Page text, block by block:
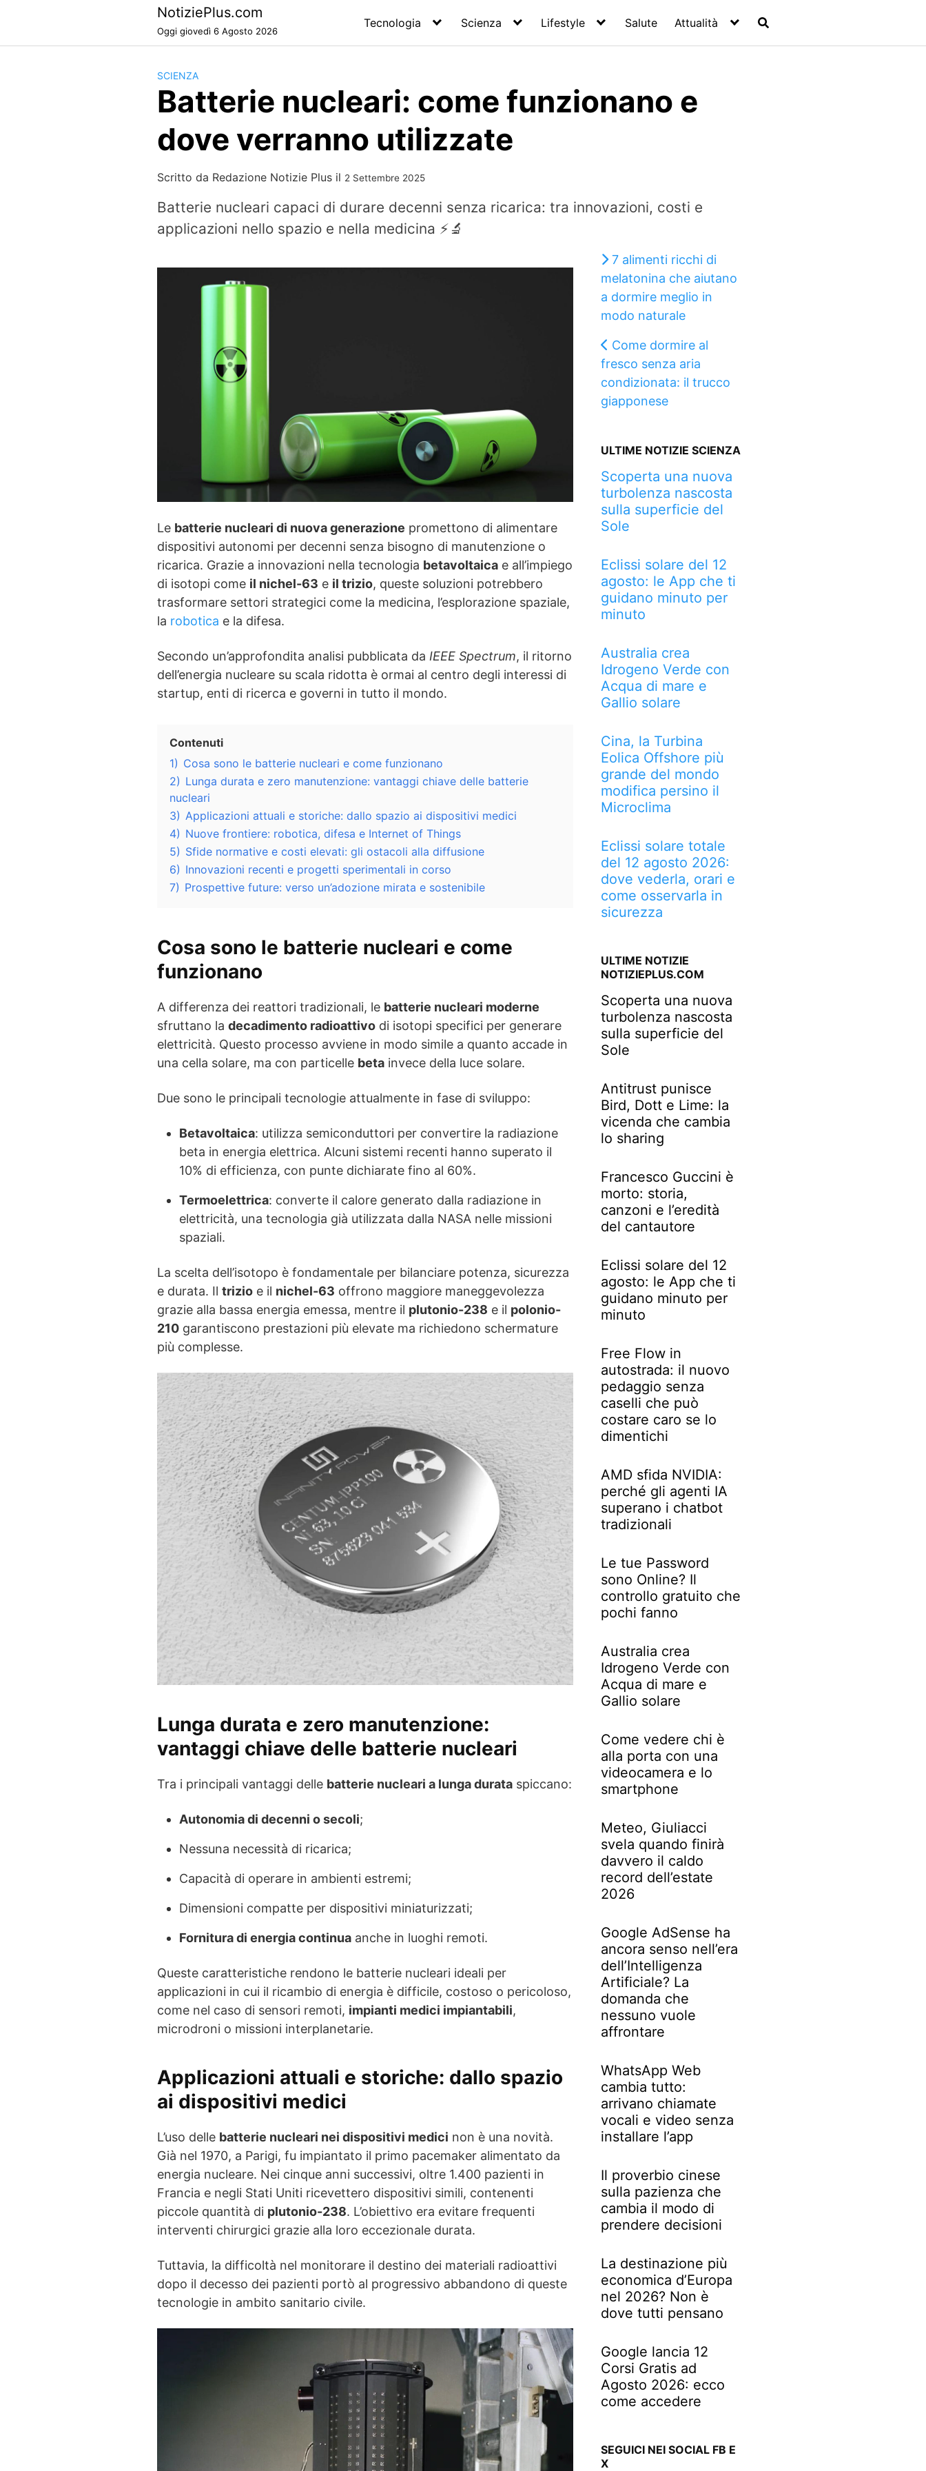
NotiziePlus.com
Oggi giovedì 6 Agosto 2026
Tecnologia Scienza Lifestyle Salute Attualità
SCIENZA
Batterie nucleari: come funzionano e
dove verranno utilizzate
Scritto da Redazione Notizie Plus il 2 Settembre 2025
Batterie nucleari capaci di durare decenni senza ricarica: tra innovazioni, costi e
applicazioni nello spazio e nella medicina ⚡🔬
Le batterie nucleari di nuova generazione promettono di alimentare
dispositivi autonomi per decenni senza bisogno di manutenzione o
ricarica. Grazie a innovazioni nella tecnologia betavoltaica e all’impiego
di isotopi come il nichel-63 e il trizio, queste soluzioni potrebbero
trasformare settori strategici come la medicina, l’esplorazione spaziale,
la robotica e la difesa.
Secondo un’approfondita analisi pubblicata da IEEE Spectrum, il ritorno
dell’energia nucleare su scala ridotta è ormai al centro degli interessi di
startup, enti di ricerca e governi in tutto il mondo.
Contenuti
1) Cosa sono le batterie nucleari e come funzionano
2) Lunga durata e zero manutenzione: vantaggi chiave delle batterie
nucleari
3) Applicazioni attuali e storiche: dallo spazio ai dispositivi medici
4) Nuove frontiere: robotica, difesa e Internet of Things
5) Sfide normative e costi elevati: gli ostacoli alla diffusione
6) Innovazioni recenti e progetti sperimentali in corso
7) Prospettive future: verso un’adozione mirata e sostenibile
Cosa sono le batterie nucleari e come
funzionano
A differenza dei reattori tradizionali, le batterie nucleari moderne
sfruttano la decadimento radioattivo di isotopi specifici per generare
elettricità. Questo processo avviene in modo simile a quanto accade in
una cella solare, ma con particelle beta invece della luce solare.
Due sono le principali tecnologie attualmente in fase di sviluppo:
Betavoltaica: utilizza semiconduttori per convertire la radiazione
beta in energia elettrica. Alcuni sistemi recenti hanno superato il
10% di efficienza, con punte dichiarate fino al 60%.
Termoelettrica: converte il calore generato dalla radiazione in
elettricità, una tecnologia già utilizzata dalla NASA nelle missioni
spaziali.
La scelta dell’isotopo è fondamentale per bilanciare potenza, sicurezza
e durata. Il trizio e il nichel-63 offrono maggiore maneggevolezza
grazie alla bassa energia emessa, mentre il plutonio-238 e il polonio-
210 garantiscono prestazioni più elevate ma richiedono schermature
più complesse.
Lunga durata e zero manutenzione:
vantaggi chiave delle batterie nucleari
Tra i principali vantaggi delle batterie nucleari a lunga durata spiccano:
Autonomia di decenni o secoli;
Nessuna necessità di ricarica;
Capacità di operare in ambienti estremi;
Dimensioni compatte per dispositivi miniaturizzati;
Fornitura di energia continua anche in luoghi remoti.
Queste caratteristiche rendono le batterie nucleari ideali per
applicazioni in cui il ricambio di energia è difficile, costoso o pericoloso,
come nel caso di sensori remoti, impianti medici impiantabili,
microdroni o missioni interplanetarie.
Applicazioni attuali e storiche: dallo spazio
ai dispositivi medici
L’uso delle batterie nucleari nei dispositivi medici non è una novità.
Già nel 1970, a Parigi, fu impiantato il primo pacemaker alimentato da
energia nucleare. Nei cinque anni successivi, oltre 1.400 pazienti in
Francia e negli Stati Uniti ricevettero dispositivi simili, contenenti
piccole quantità di plutonio-238. L’obiettivo era evitare frequenti
interventi chirurgici grazie alla loro eccezionale durata.
Tuttavia, la difficoltà nel monitorare il destino dei materiali radioattivi
dopo il decesso dei pazienti portò al progressivo abbandono di queste
tecnologie in ambito sanitario civile.
7 alimenti ricchi di
melatonina che aiutano
a dormire meglio in
modo naturale
Come dormire al
fresco senza aria
condizionata: il trucco
giapponese
ULTIME NOTIZIE SCIENZA
Scoperta una nuova
turbolenza nascosta
sulla superficie del
Sole
Eclissi solare del 12
agosto: le App che ti
guidano minuto per
minuto
Australia crea
Idrogeno Verde con
Acqua di mare e
Gallio solare
Cina, la Turbina
Eolica Offshore più
grande del mondo
modifica persino il
Microclima
Eclissi solare totale
del 12 agosto 2026:
dove vederla, orari e
come osservarla in
sicurezza
ULTIME NOTIZIE
NOTIZIEPLUS.COM
Scoperta una nuova
turbolenza nascosta
sulla superficie del
Sole
Antitrust punisce
Bird, Dott e Lime: la
vicenda che cambia
lo sharing
Francesco Guccini è
morto: storia,
canzoni e l’eredità
del cantautore
Eclissi solare del 12
agosto: le App che ti
guidano minuto per
minuto
Free Flow in
autostrada: il nuovo
pedaggio senza
caselli che può
costare caro se lo
dimentichi
AMD sfida NVIDIA:
perché gli agenti IA
superano i chatbot
tradizionali
Le tue Password
sono Online? Il
controllo gratuito che
pochi fanno
Australia crea
Idrogeno Verde con
Acqua di mare e
Gallio solare
Come vedere chi è
alla porta con una
videocamera e lo
smartphone
Meteo, Giuliacci
svela quando finirà
davvero il caldo
record dell’estate
2026
Google AdSense ha
ancora senso nell’era
dell’Intelligenza
Artificiale? La
domanda che
nessuno vuole
affrontare
WhatsApp Web
cambia tutto:
arrivano chiamate
vocali e video senza
installare l’app
Il proverbio cinese
sulla pazienza che
cambia il modo di
prendere decisioni
La destinazione più
economica d’Europa
nel 2026? Non è
dove tutti pensano
Google lancia 12
Corsi Gratis ad
Agosto 2026: ecco
come accedere
SEGUICI NEI SOCIAL FB E
X